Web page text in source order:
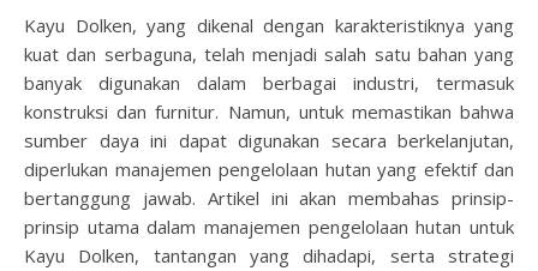
Kayu Dolken, yang dikenal dengan karakteristiknya yang
kuat dan serbaguna, telah menjadi salah satu bahan yang
banyak digunakan dalam berbagai industri, termasuk
konstruksi dan furnitur. Namun, untuk memastikan bahwa
sumber daya ini dapat digunakan secara berkelanjutan,
diperlukan manajemen pengelolaan hutan yang efektif dan
bertanggung jawab. Artikel ini akan membahas prinsip-
prinsip utama dalam manajemen pengelolaan hutan untuk
Kayu Dolken, tantangan yang dihadapi, serta strategi